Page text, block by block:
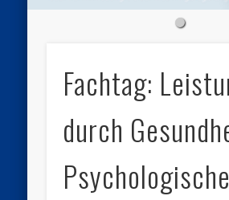
Fachtag:
durch
Psychologische